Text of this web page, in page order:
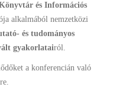
és Információs
alkalmából nemzetközi
és tudományos
gyakorlatairól.
a konferencián való